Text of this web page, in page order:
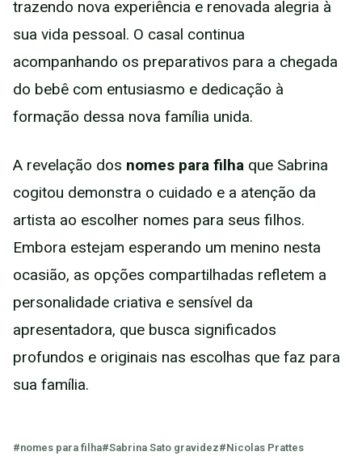
trazendo nova experiência e renovada alegria à
sua vida pessoal. O casal continua
acompanhando os preparativos para a chegada
do bebê com entusiasmo e dedicação à
formação dessa nova família unida.
A revelação dos nomes para filha que Sabrina
cogitou demonstra o cuidado e a atenção da
artista ao escolher nomes para seus filhos.
Embora estejam esperando um menino nesta
ocasião, as opções compartilhadas refletem a
personalidade criativa e sensível da
apresentadora, que busca significados
profundos e originais nas escolhas que faz para
sua família.
#nomes para filha#Sabrina Sato gravidez#Nicolas Prattes